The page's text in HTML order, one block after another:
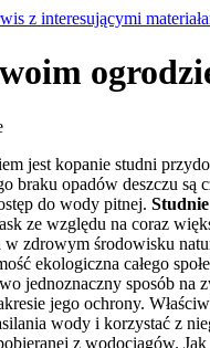
z interesującymi
jest kopanie studni
braku opadów deszczu są
do wody pitnej.
ze względu na coraz
w zdrowym środowisku
ekologiczna całego
jednoznaczny sposób na
jego ochrony.
wody i korzystać z
z wodociągów.